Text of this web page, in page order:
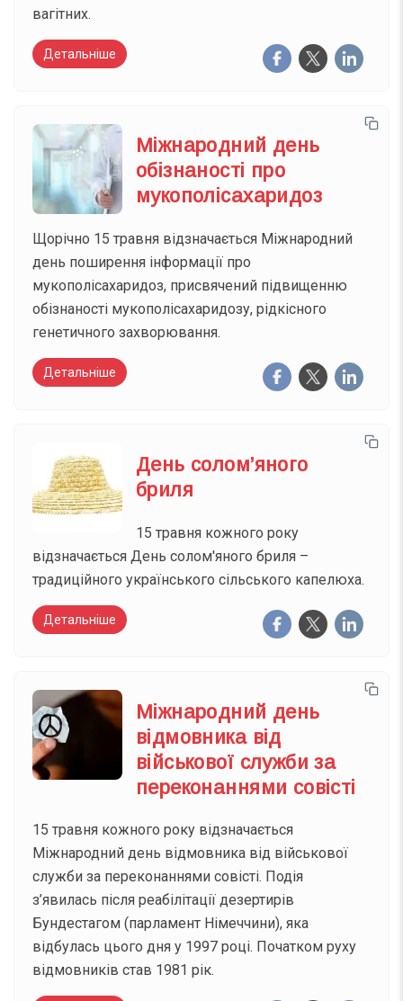
вагітних.
Детальніше
Міжнародний день
обізнаності про
мукополісахаридоз
Щорічно 15 травня відзначається Міжнародний
день поширення інформації про
мукополісахаридоз, присвячений підвищенню
обізнаності мукополісахаридозу, рідкісного
генетичного захворювання.
Детальніше
День солом’яного
бриля
15 травня кожного року
відзначається День солом'яного бриля –
традиційного українського сільського капелюха.
Детальніше
Міжнародний день
відмовника від
військової служби за
переконаннями совісті
15 травня кожного року відзначається
Міжнародний день відмовника від військової
служби за переконаннями совісті. Подія
з’явилась після реабілітації дезертирів
Бундестагом (парламент Німеччини), яка
відбулась цього дня у 1997 році. Початком руху
відмовників став 1981 рік.